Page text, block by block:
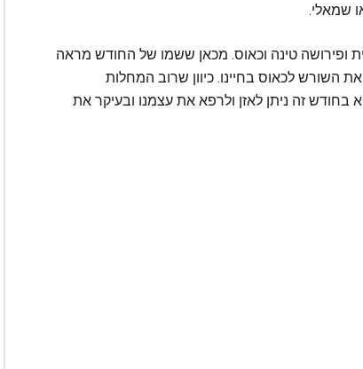
שמאלי.
ופירושה טינה וכאוס. מכאן ששמו של החודש מראה
השורש לכאוס בחיינו. כיוון שרוב המחלות
בחודש זה ניתן לאזן ולרפא את עצמנו ובעיקר את